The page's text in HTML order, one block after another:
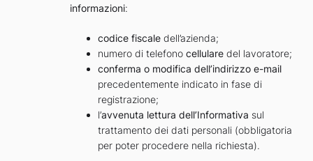
informazioni:
codice fiscale dell’azienda;
numero di telefono cellulare del lavoratore;
conferma o modifica dell’indirizzo e-mail
precedentemente indicato in fase di
registrazione;
l’avvenuta lettura dell’Informativa sul
trattamento dei dati personali (obbligatoria
per poter procedere nella richiesta).